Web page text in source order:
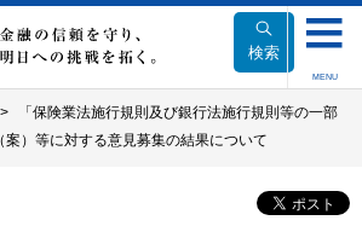
検索
MENU
「保険業法施行規則及び銀行法施行規則等の一部
）等に対する意見募集の結果について